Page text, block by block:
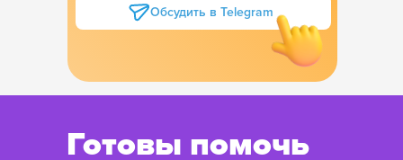
Обсудить в Telegram
Готовы помочь